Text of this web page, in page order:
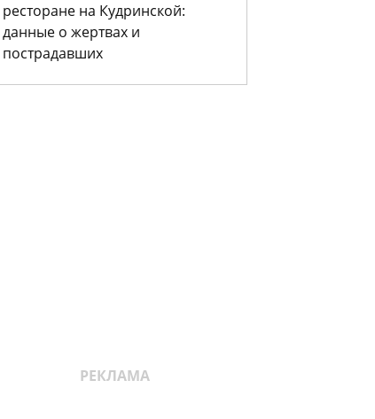
ресторане на Кудринской:
данные о жертвах и
пострадавших